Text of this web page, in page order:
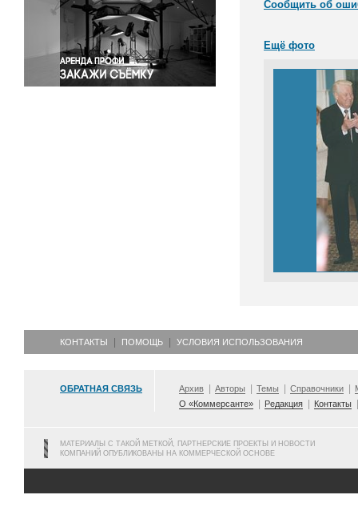
Спорт
Экология
Экономика и бизнес
Сообщить об
Ещё фото
КОНТАКТЫ ПОМОЩЬ УСЛОВИЯ ИСПОЛЬЗОВАНИЯ
ОБРАТНАЯ СВЯЗЬ Архив Авторы Темы Справочники
О «Коммерсанте»
Редакция Контакты
МАТЕРИАЛЫ С ТАКОЙ МЕТКОЙ, ПАРТНЕРСКИЕ ПРОЕКТЫ И НОВОСТИ
КОМПАНИЙ ОПУБЛИКОВАНЫ НА КОММЕРЧЕСКОЙ ОСНОВЕ